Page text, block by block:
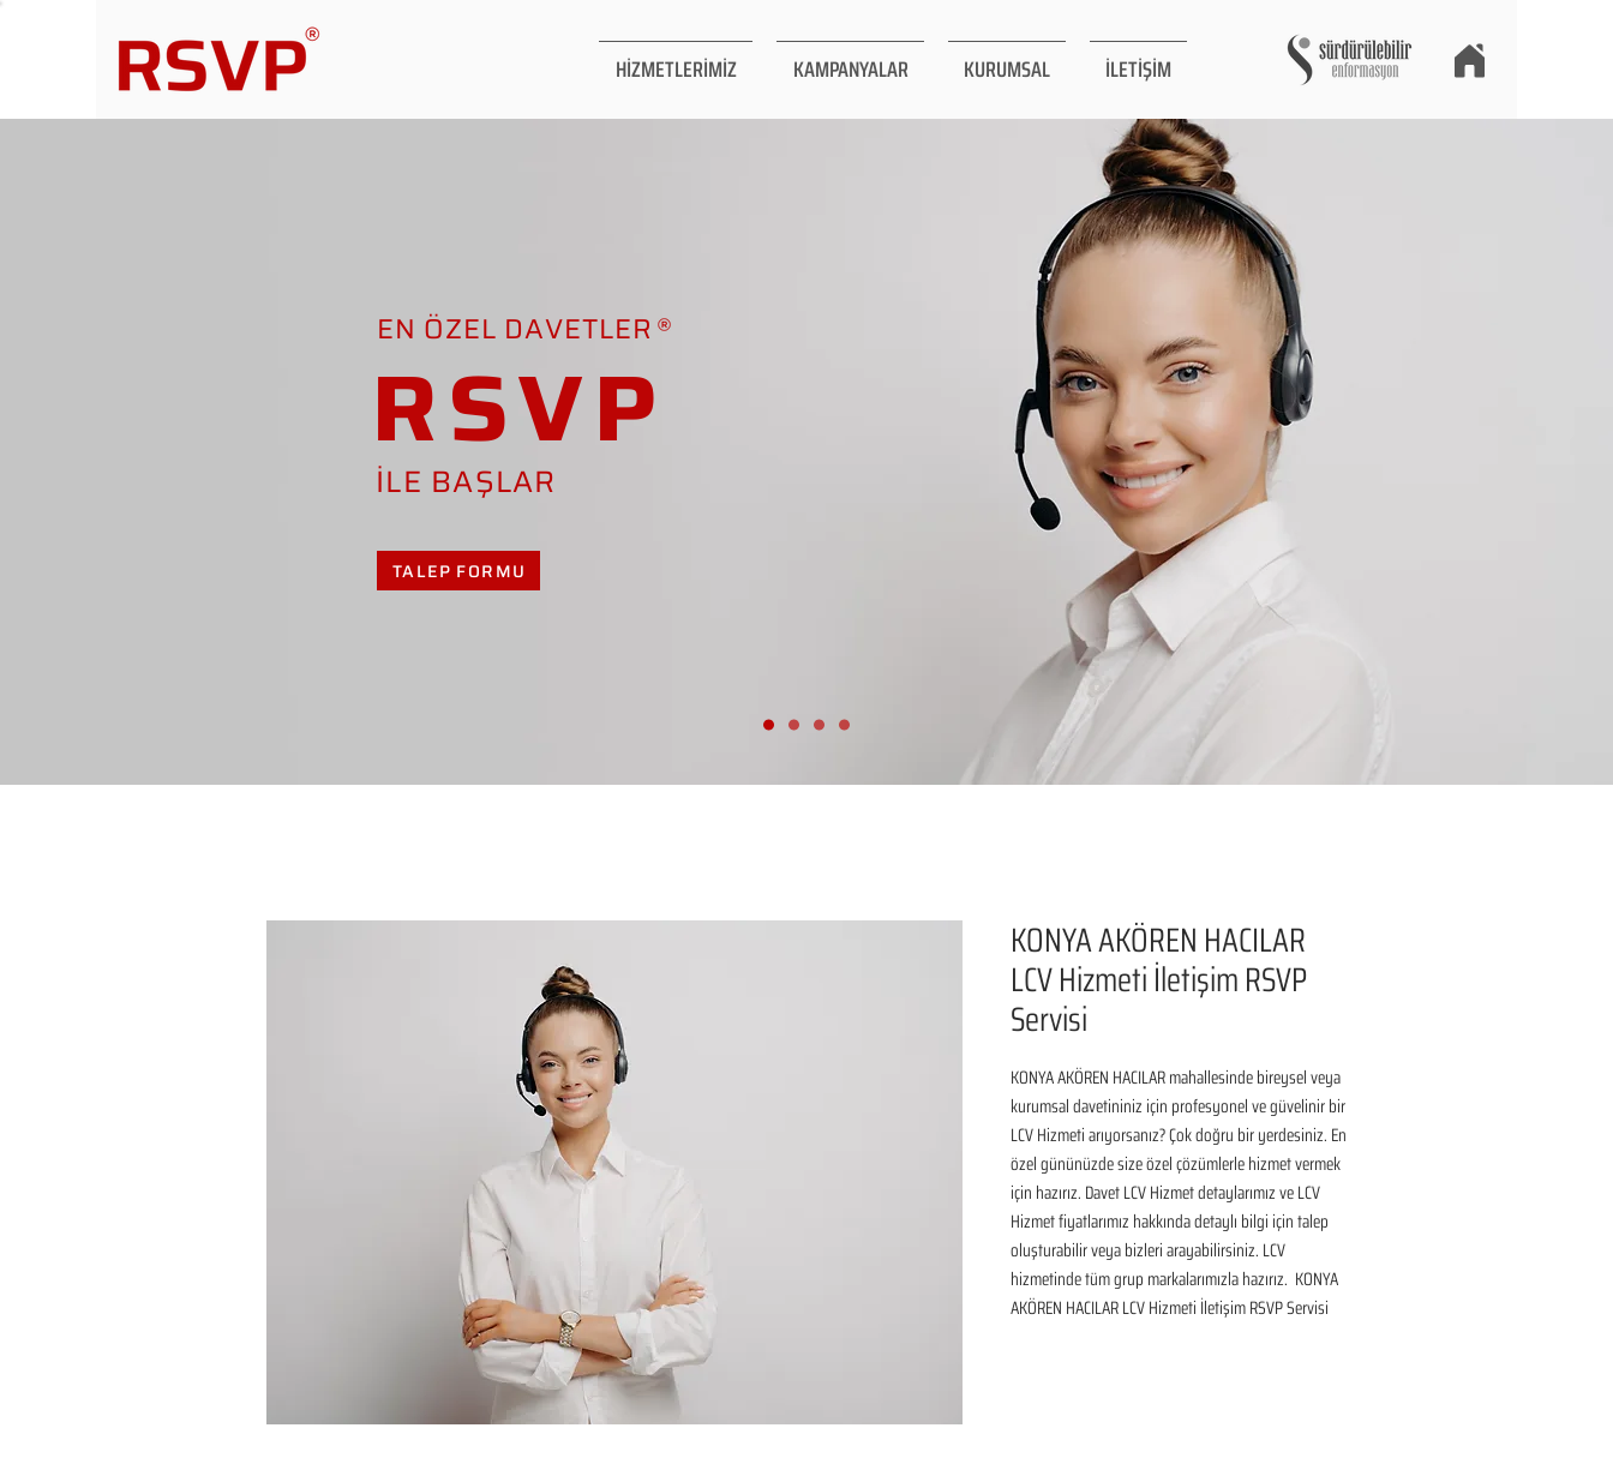
HİZMETLERİMİZ KAMPANYALAR KURUMSAL İLETİŞİM
EN ÖZEL DAVETLER
RSVP
İLE BAŞLAR
TALEP FORMU
KONYA AKÖREN HACILAR
LCV Hizmeti İletişim RSVP
Servisi
KONYA AKÖREN HACILAR mahallesinde bireysel veya
kurumsal davetininiz için profesyonel ve güvelinir bir
LCV Hizmeti arıyorsanız? Çok doğru bir yerdesiniz. En
özel gününüzde size özel çözümlerle hizmet vermek
için hazırız. Davet LCV Hizmet detaylarımız ve LCV
Hizmet fiyatlarımız hakkında detaylı bilgi için talep
oluşturabilir veya bizleri arayabilirsiniz. LCV
hizmetinde tüm grup markalarımızla hazırız.  KONYA
AKÖREN HACILAR LCV Hizmeti İletişim RSVP Servisi